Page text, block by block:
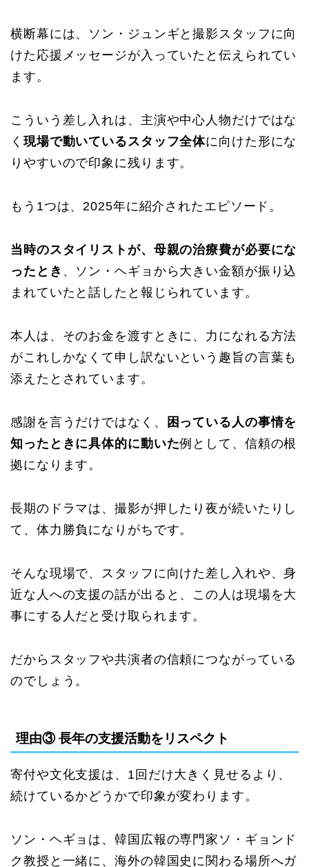
横断幕には、ソン・ジュンギと撮影スタッフに向
けた応援メッセージが入っていたと伝えられてい
ます。
こういう差し入れは、主演や中心人物だけではな
く 現場で動いているスタッフ全体に向けた形にな
りやすいので印象に残ります。
もう1つは、2025年に紹介されたエピソード。
当時のスタイリストが、母親の治療費が必要にな
ったとき 、ソン・ヘギョから大きい金額が振り込
まれていたと話したと報じられています。
本人は、そのお金を渡すときに、力になれる方法
がこれしかなくて申し訳ないという趣旨の言葉も
添えたとされています。
感謝を言うだけではなく、
困っている人の事情を
知ったときに具体的に動いた例として、信頼の根
拠になります。
長期のドラマは、撮影が押したり夜が続いたりし
て、体力勝負になりがちです。
そんな現場で、スタッフに向けた差し入れや、身
近な人への支援の話が出ると、この人は現場を大
事にする人だと受け取られます。
だからスタッフや共演者の信頼につながっている
のでしょう。
理由③ 長年の支援活動をリスペクト
寄付や文化支援は、1回だけ大きく見せるより、
続けているかどうかで印象が変わります。
ソン・ヘギョは、韓国広報の専門家ソ・ギョンド
ク教授と一緒に、海外の韓国史に関わる場所へガ